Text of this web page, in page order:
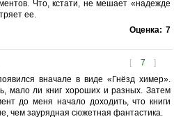
Что, кстати, не мешает «надежде
ее.
Оценка: 7
[ 7 ]
вначале в виде «Гнёзд химер».
мало ли книг хороших и разных. Затем
до меня начало доходить, что книги
чем заурядная сюжетная фантастика.